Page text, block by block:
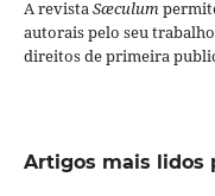
A revistaSæculum
autorais pelo seu
direitos de primeira
Artigos mais lidos